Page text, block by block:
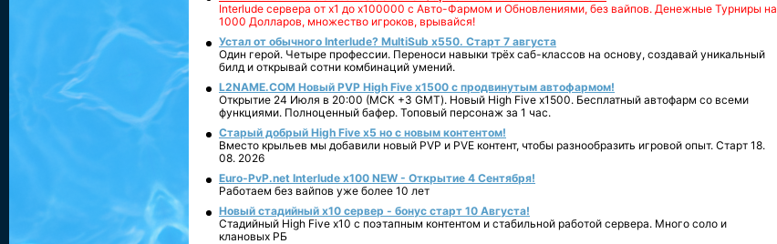
Interlude сервера от х1 до х100000 с Авто-Фармом и Обновлениями, без вайпов. Денежные Турниры на
1000 Долларов, множество игроков, врывайся!
Устал от обычного Interlude? MultiSub x550. Старт 7 августа
Один герой. Четыре профессии. Переноси навыки трёх саб-классов на основу, создавай уникальный
билд и открывай сотни комбинаций умений.
L2NAME.COM Новый PVP High Five x1500 с продвинутым автофармом!
Открытие 24 Июля в 20:00 (МСК +3 GMT). Новый High Five x1500. Бесплатный автофарм со всеми
функциями. Полноценный бафер. Топовый персонаж за 1 час.
Старый добрый High Five x5 но с новым контентом!
Вместо крыльев мы добавили новый PVP и PVE контент, чтобы разнообразить игровой опыт. Старт 18.
08. 2026
Euro-PvP.net Interlude х100 NEW - Открытие 4 Сентября!
Работаем без вайпов уже более 10 лет
Новый стадийный х10 сервер - бонус старт 10 Августа!
Стадийный High Five x10 с поэтапным контентом и стабильной работой сервера. Много соло и
клановых РБ